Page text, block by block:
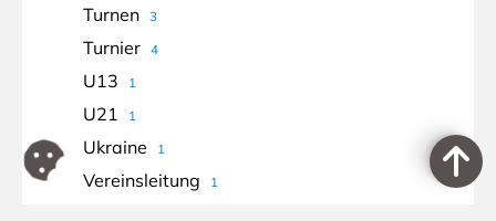
Turnen 3
Turnier 4
U13 1
U21 1
Ukraine 1
Vereinsleitung 1